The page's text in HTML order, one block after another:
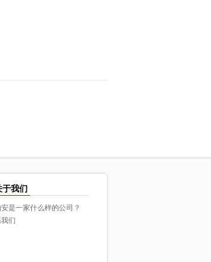
于我们
是一家什么样的公司？
们